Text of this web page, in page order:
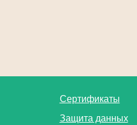
Сертификаты
Защита данных